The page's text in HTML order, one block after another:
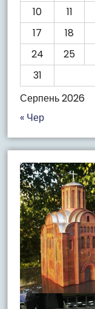
Серпень 2026
10 11
17
18
24
25
31
« Чер